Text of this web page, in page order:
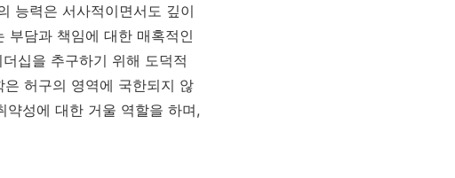
능력은 서사적이면서도 깊이
부담과 책임에 대한 매혹적인
십을 추구하기 위해 도덕적
허구의 영역에 국한되지 않
약성에 대한 거울 역할을 하며,